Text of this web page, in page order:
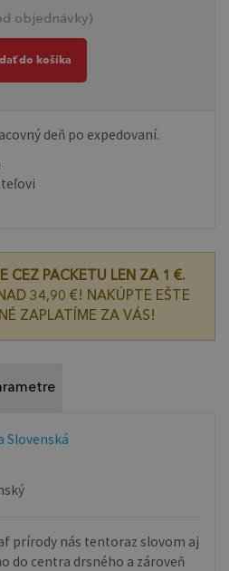
objednávky)
do košíka
deň po expedovaní.
CEZ PACKETU LEN ZA 1 €.
34,90 €! NAKÚPTE EŠTE
ZAPLATÍME ZA VÁS!
Slovenská
prírody nás tentoraz slovom aj
do centra drsného a zároveň